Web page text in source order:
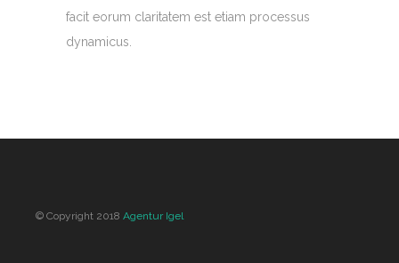
facit eorum claritatem est etiam processus
dynamicus.
© Copyright 2018 Agentur Igel